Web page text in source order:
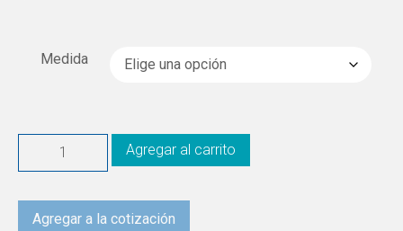
Medida
Agregar al carrito
Agregar a la cotización